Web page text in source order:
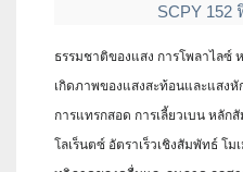
SCPY 152
ธรรมชาติของแสง การโพลาไลซ์
เกิดภาพของแสงสะท้อนและแสง
การแทรกสอด การเลี้ยวเบน หลัก
โลเร็นตซ์ อัตราเร็วเชิงสัมพัทธ์ โ